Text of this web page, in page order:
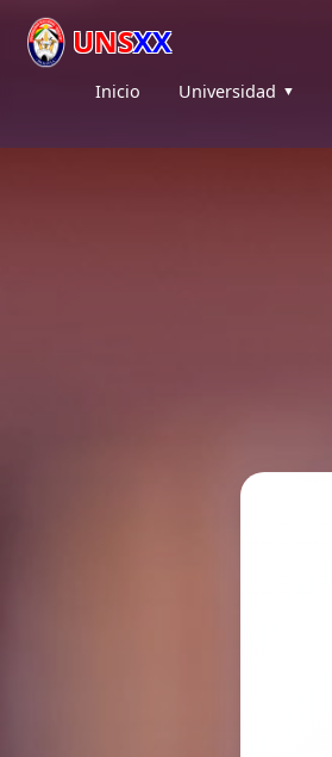
UNSXX
Inicio Universidad